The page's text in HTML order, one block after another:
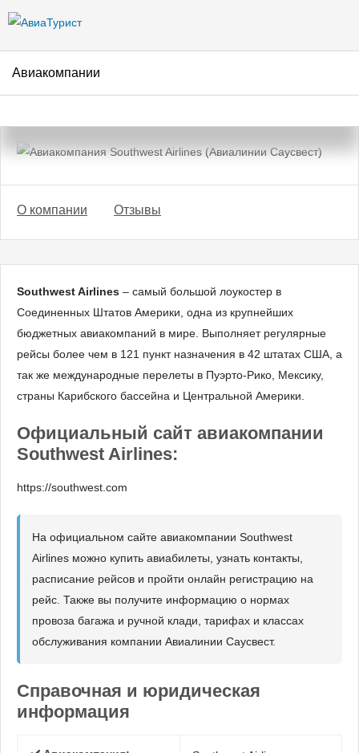
Авиакомпании
Авиакомпания Southwest
О компании Отзывы
Southwest Airlines – самый большой лоукостер в
Соединенных Штатов Америки, одна из крупнейших
бюджетных авиакомпаний в мире. Выполняет регулярные
рейсы более чем в 121 пункт назначения в 42 штатах США, а
так же международные перелеты в Пуэрто-Рико, Мексику,
страны Карибского бассейна и Центральной Америки.
Официальный сайт авиакомпании
Southwest Airlines:
https://southwest.com
На официальном сайте авиакомпании Southwest
Airlines можно купить авиабилеты, узнать контакты,
расписание рейсов и пройти онлайн регистрацию на
рейс. Также вы получите информацию о нормах
провоза багажа и ручной клади, тарифах и классах
обслуживания компании Авиалинии Саусвест.
Справочная и юридическая
информация